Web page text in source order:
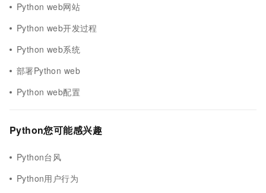
Python web网站
Python web开发过程
Python web系统
部署Python web
Python web配置
Python您可能感兴趣
Python台风
Python用户行为